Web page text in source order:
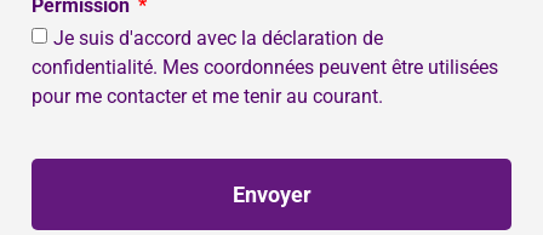
Permission
Je suis d'accord avec la déclaration de
confidentialité. Mes coordonnées peuvent être utilisées
pour me contacter et me tenir au courant.
Envoyer